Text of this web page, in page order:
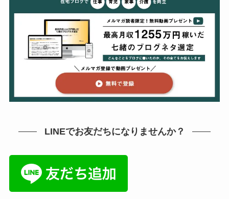
LINEでお友だちになりませんか？